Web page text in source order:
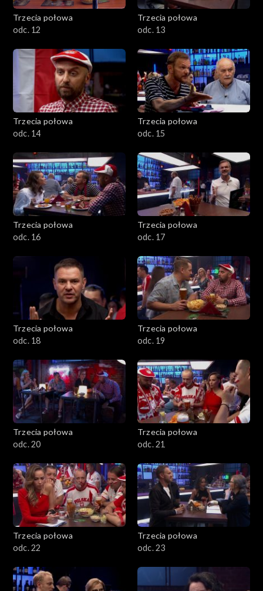
Trzecia połowa
odc. 12
Trzecia połowa
odc. 13
Trzecia połowa
odc. 14
Trzecia połowa
odc. 15
Trzecia połowa
odc. 16
Trzecia połowa
odc. 17
Trzecia połowa
odc. 18
Trzecia połowa
odc. 19
Trzecia połowa
odc. 20
Trzecia połowa
odc. 21
Trzecia połowa
odc. 22
Trzecia połowa
odc. 23